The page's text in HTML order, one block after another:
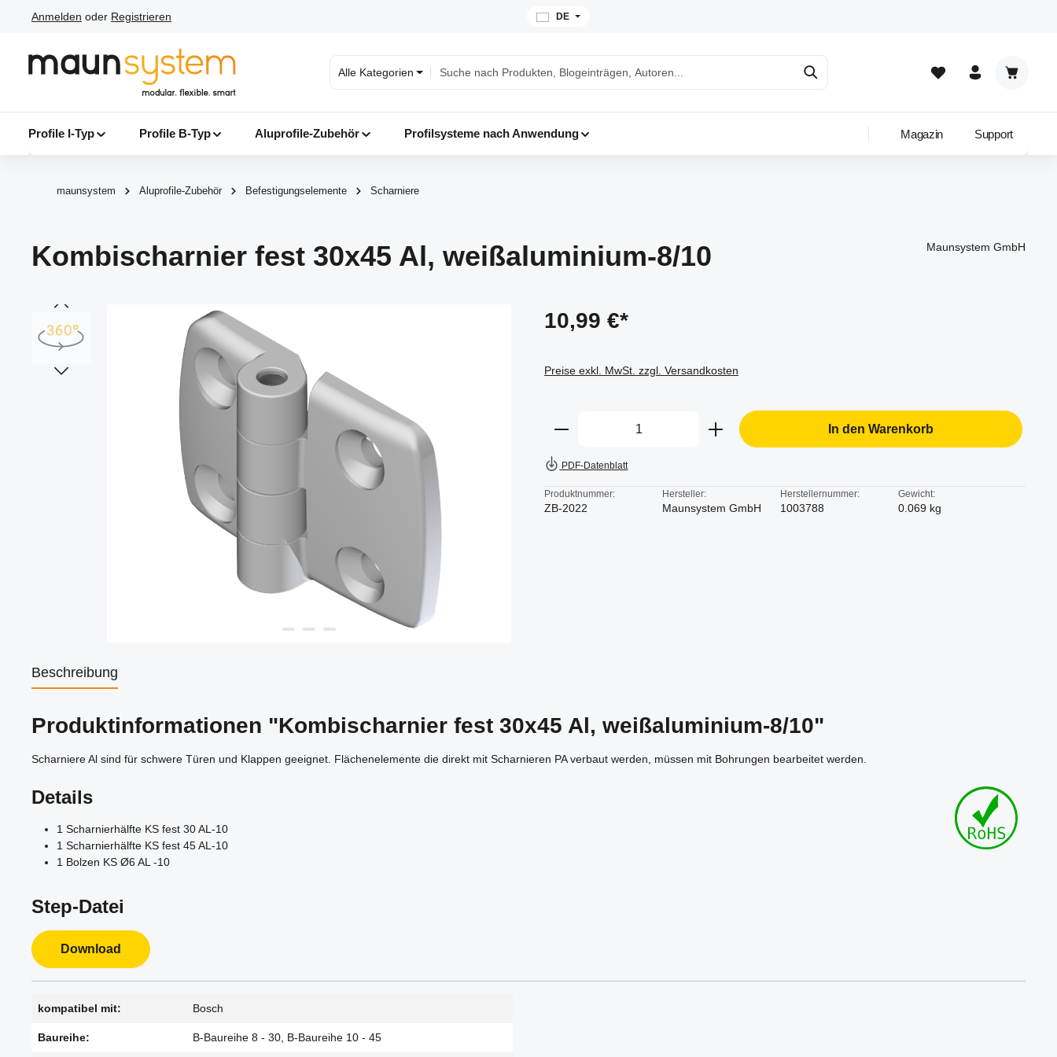
Hauptinhalt springen
Zur Suche springen
Zur Hauptnavigation springen
Anmelden oder Registrieren DE
Alle Kategorien
Profile I-Typ Profile B-Typ Aluprofile-Zubehör Profilsysteme nach Anwendung Magazin Support
maunsystem Aluprofile-Zubehör Befestigungselemente Scharniere
Kombischarnier fest 30x45 Al, weißaluminium-8/10 Maunsystem GmbH
10,99 €*
Preise exkl. MwSt. zzgl. Versandkosten
Produkt Anzahl: Gib den gewünschten Wert ein oder
In den Warenkorb
PDF-Datenblatt
Produktnummer:
ZB-2022
Hersteller:
Maunsystem GmbH
Herstellernummer:
1003788
Gewicht:
0.069 kg
Beschreibung
Produktinformationen "Kombischarnier fest 30x45 Al, weißaluminium-8/10"
Scharniere Al sind für schwere Türen und Klappen geeignet. Flächenelemente die direkt mit Scharnieren PA verbaut werden, müssen mit Bohrungen bearbeitet werden.
Details
1 Scharnierhälfte KS fest 30 AL-10
1 Scharnierhälfte KS fest 45 AL-10
1 Bolzen KS Ø6 AL -10
Step-Datei
Download
kompatibel mit: Bosch
Baureihe: B-Baureihe 8 - 30, B-Baureihe 10 - 45